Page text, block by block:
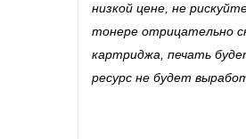
низкой цене, не
тонере отрицательно
картриджа, печать
ресурс не будет